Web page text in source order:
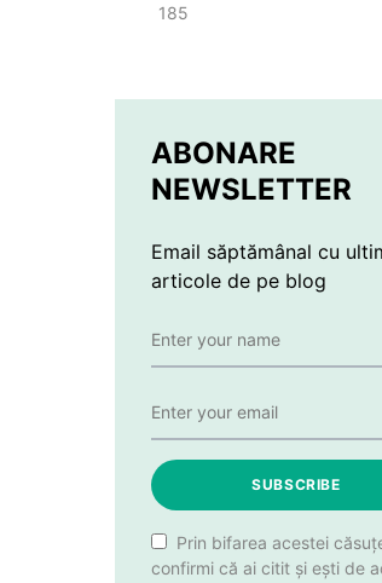
185
ABONARE
NEWSLETTER
Email săptămânal cu
articole de pe blog
SUBSCRIBE
Prin bifarea acestei
confirmi că ai citit și ești de